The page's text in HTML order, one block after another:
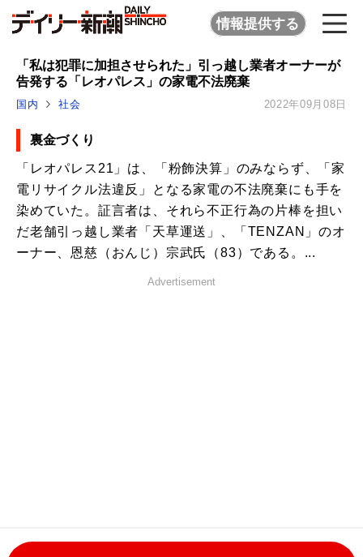
情報提供する
「私は犯罪に加担させられた」引っ越し業者オーナーが
告発する「レオパレス」の家電不法廃棄
国内 社会 2022年09月08日
裏金づくり
「レオパレス21」は、「粉飾決算」のみならず、「家
電リサイクル法違反」となる家電の不法廃棄にも手を
染めていた。証言者は、それら不正行為の片棒を担い
だ老舗引っ越し業者「天草運送」、「TENZAN」のオ
ーナー、恩慈（おんじ）宗武氏（83）である。...
Advertisement